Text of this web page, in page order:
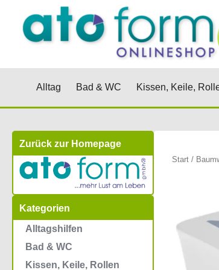
springen
Alltag Öffne Alltag
Bad & WC Öffne Bad & WC
Kissen, Keile,
Zurück zur Homepage
Kategorien
Alltagshilfen
Bad & WC
Kissen, Keile, Rollen
Start/